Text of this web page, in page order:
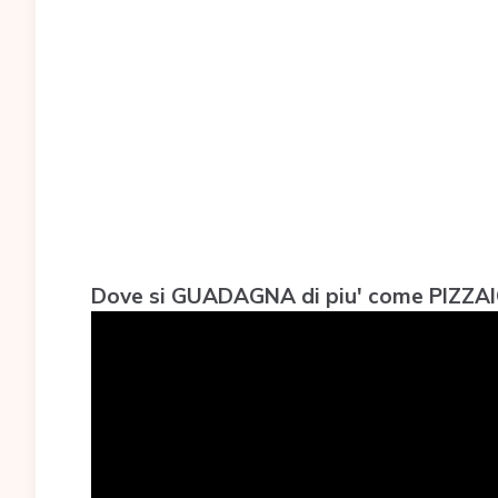
Dove si GUADAGNA di piu' come